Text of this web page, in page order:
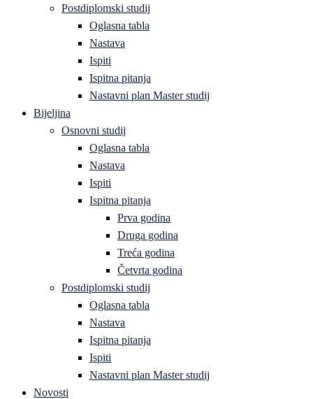
Postdiplomski studij
Oglasna tabla
Nastava
Ispiti
Ispitna pitanja
Nastavni plan Master studij
Bijeljina
Osnovni studij
Oglasna tabla
Nastava
Ispiti
Ispitna pitanja
Prva godina
Druga godina
Treća godina
Četvrta godina
Postdiplomski studij
Oglasna tabla
Nastava
Ispitna pitanja
Ispiti
Nastavni plan Master studij
Novosti